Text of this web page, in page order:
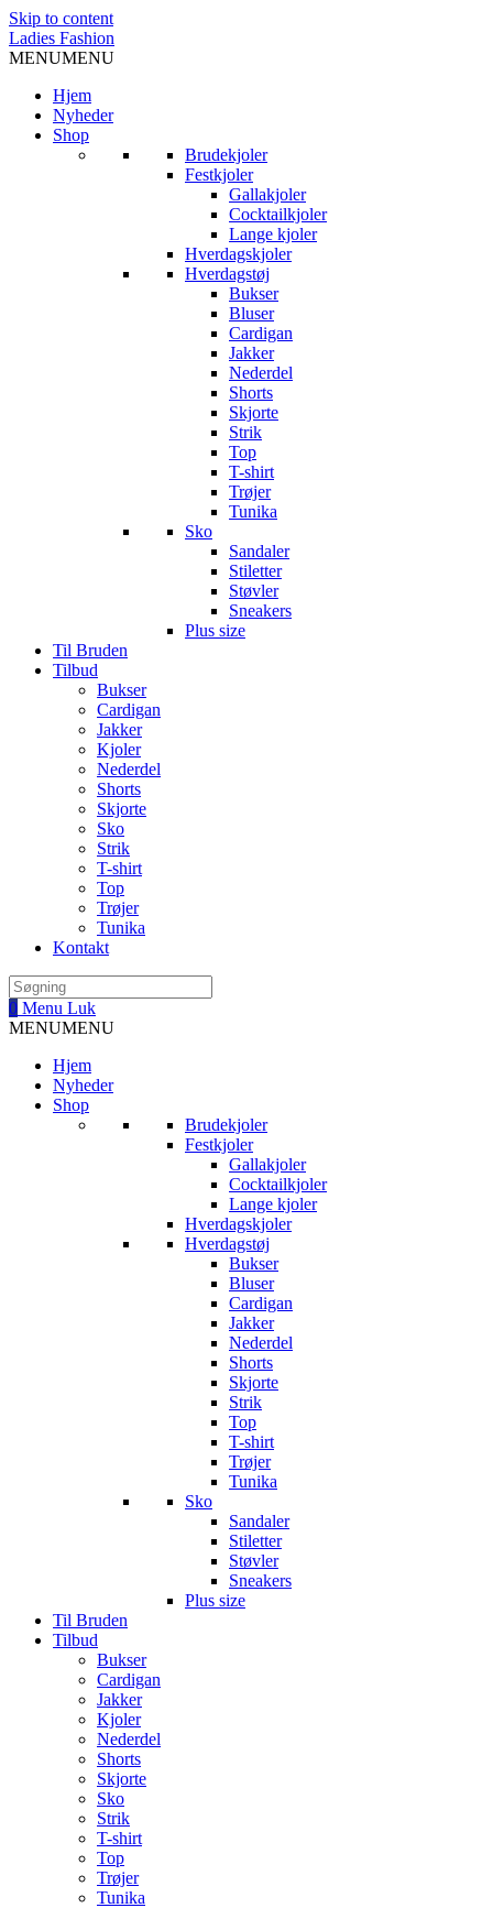
Skip to content
Ladies Fashion
MENUMENU
Hjem
Nyheder
Shop
Brudekjoler
Festkjoler
Gallakjoler
Cocktailkjoler
Lange kjoler
Hverdagskjoler
Hverdagstøj
Bukser
Bluser
Cardigan
Jakker
Nederdel
Shorts
Skjorte
Strik
Top
T-shirt
Trøjer
Tunika
Sko
Sandaler
Stiletter
Støvler
Sneakers
Plus size
Til Bruden
Tilbud
Bukser
Cardigan
Jakker
Kjoler
Nederdel
Shorts
Skjorte
Sko
Strik
T-shirt
Top
Trøjer
Tunika
Kontakt
0 Menu Luk
MENUMENU
Hjem
Nyheder
Shop
Brudekjoler
Festkjoler
Gallakjoler
Cocktailkjoler
Lange kjoler
Hverdagskjoler
Hverdagstøj
Bukser
Bluser
Cardigan
Jakker
Nederdel
Shorts
Skjorte
Strik
Top
T-shirt
Trøjer
Tunika
Sko
Sandaler
Stiletter
Støvler
Sneakers
Plus size
Til Bruden
Tilbud
Bukser
Cardigan
Jakker
Kjoler
Nederdel
Shorts
Skjorte
Sko
Strik
T-shirt
Top
Trøjer
Tunika